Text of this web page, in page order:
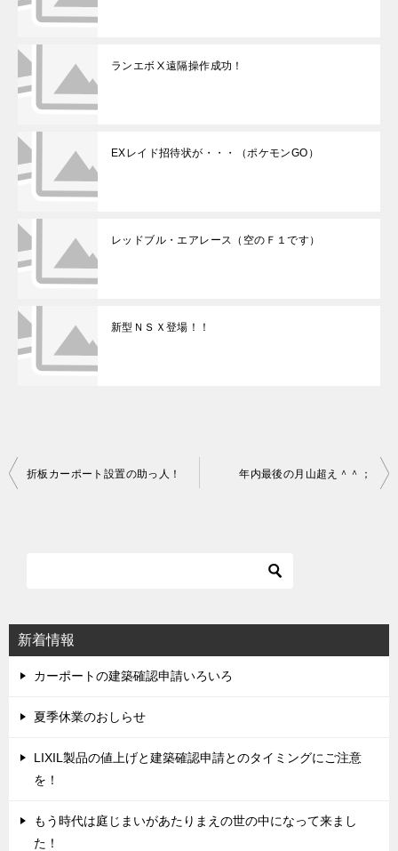
ランエボⅩ遠隔操作成功！
EXレイド招待状が・・・（ポケモンGO）
レッドブル・エアレース（空のＦ１です）
新型ＮＳＸ登場！！
シ
ョ
ン
折板カーポート設置の助っ人！ 年内最後の月山超え＾＾；
新着情報
カーポートの建築確認申請いろいろ
夏季休業のおしらせ
LIXIL製品の値上げと建築確認申請とのタイミングにご注意
を！
もう時代は庭じまいがあたりまえの世の中になって来まし
た！